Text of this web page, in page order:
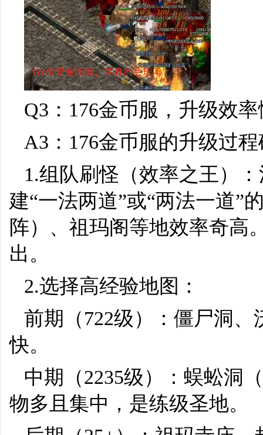
Q3：176金币服，升级效
A3：176金币服的升级过
1.组队刷怪（效率之王）
建“一法两道”或“两法一道”
阵）、祖玛阁等地效率奇高
出。
2.选择高经验地图：
前期（722级）：僵尸洞
快。
中期（2235级）：蜈蚣洞
物多且集中，是练级圣地。